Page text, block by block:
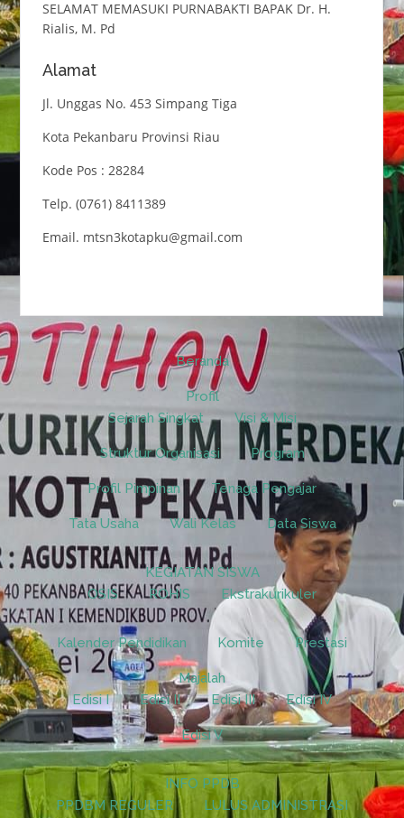
SELAMAT MEMASUKI PURNABAKTI BAPAK Dr. H.
Rialis, M. Pd
Alamat
Jl. Unggas No. 453 Simpang Tiga
Kota Pekanbaru Provinsi Riau
Kode Pos : 28284
Telp. (0761) 8411389
Email. mtsn3kotapku@gmail.com
Beranda
Profil
Sejarah Singkat
Visi & Misi
Struktur Organisasi Program
Profil Pimpinan Tenaga Pengajar
Tata Usaha Wali Kelas Data Siswa
KEGIATAN SISWA
OSIS
ROHIS Ekstrakurikuler
Kalender Pendidikan Komite Prestasi
Majalah
Edisi I
Edisi II Edisi III Edisi IV
Edisi V
INFO PPDB
PPDBM REGULER
LULUS ADMINISTRASI